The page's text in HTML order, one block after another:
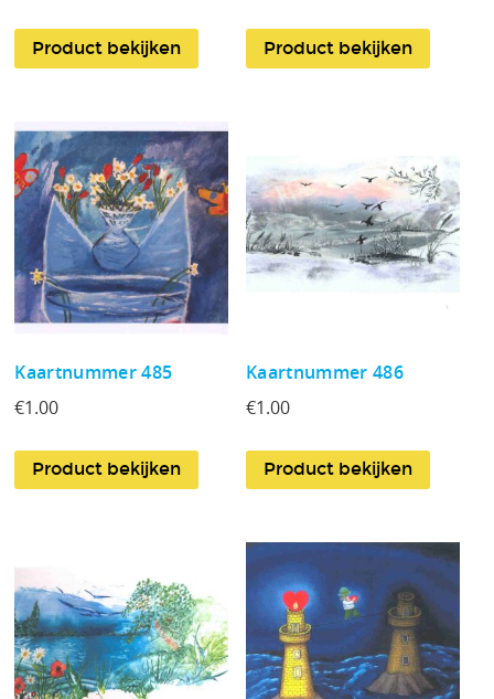
Product bekijken Product bekijken
Kaartnummer 485
€1.00
Product bekijken
Kaartnummer 486
€1.00
Product bekijken